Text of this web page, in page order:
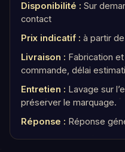
Disponibilité : Sur
contact
Prix indicatif : à partir
Livraison : Fabrication
commande, délai
Entretien : Lavage sur
préserver le marquage.
Réponse : Réponse